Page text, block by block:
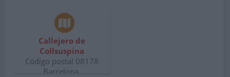
Callejero de
Collsuspina
Código postal 08178
Barcelona.